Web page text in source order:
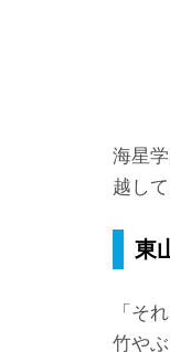
海星
越し
東
「そ
竹や